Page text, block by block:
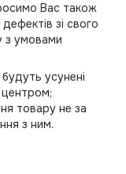
Вас також
зі свого
з умовами
усунені
товару не за
з ним.